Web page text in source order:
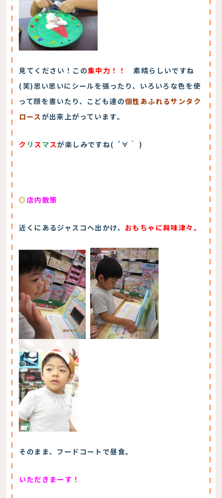
見てください！この集中力！！
素晴らしいですね
(笑)思い思いにシールを張ったり、いろいろな色を使
って顔を書いたり、こども達の個性あふれるサンタク
ロース が出来上がっています。
ク リ ス マスが楽しみですね( ´∀｀ )
◎店内散策
近くにあるジャスコへ出かけ、 おもちゃに興味津々。
そのまま、フードコートで昼食。
いただきまーす！